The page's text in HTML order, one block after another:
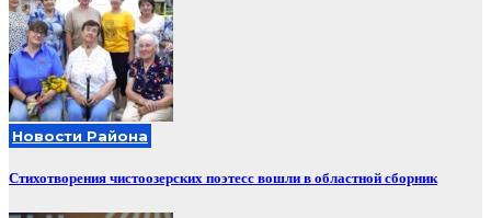
Новости Района
Стихотворения чистоозерских поэтесс вошли в областной сборник